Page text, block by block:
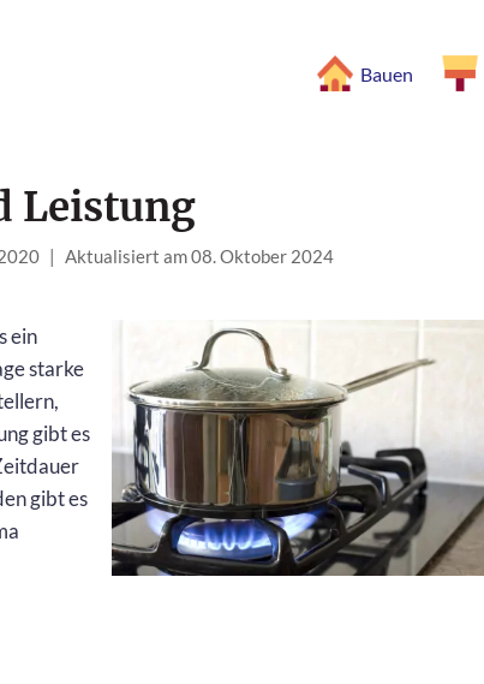
Bauen
Leistung
| Aktualisiert am 08. Oktober 2024
ein
starke
gibt es
gibt es